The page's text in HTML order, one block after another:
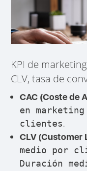
KPI de
CLV, tasa de
CAC (Coste de
en
clientes.
CLV (Customer
medio por
Duración